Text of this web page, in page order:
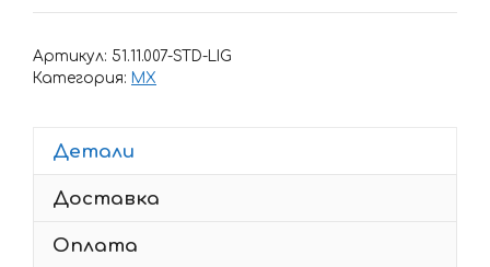
Комплект
Артикул: 51.11.007-STD-LIG
Категория: MX
Детали
Доставка
Оплата